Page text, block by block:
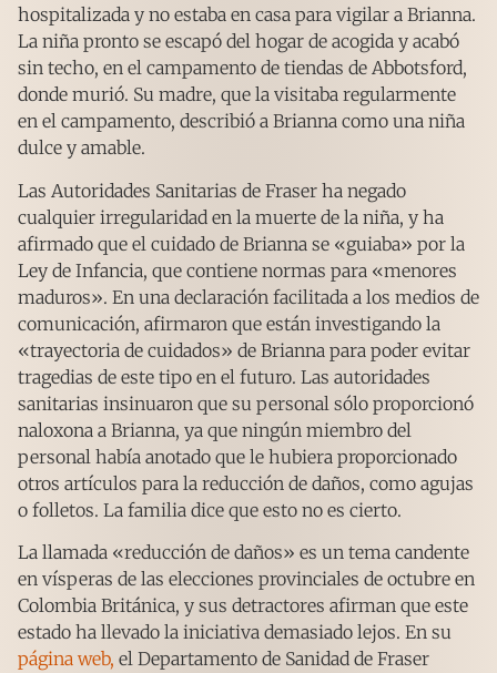
hospitalizada y no estaba en casa para vigilar a Brianna.
La niña pronto se escapó del hogar de acogida y acabó
sin techo, en el campamento de tiendas de Abbotsford,
donde murió. Su madre, que la visitaba regularmente
en el campamento, describió a Brianna como una niña
dulce y amable.
Las Autoridades Sanitarias de Fraser ha negado
cualquier irregularidad en la muerte de la niña, y ha
afirmado que el cuidado de Brianna se «guiaba» por la
Ley de Infancia, que contiene normas para «menores
maduros». En una declaración facilitada a los medios de
comunicación, afirmaron que están investigando la
«trayectoria de cuidados» de Brianna para poder evitar
tragedias de este tipo en el futuro. Las autoridades
sanitarias insinuaron que su personal sólo proporcionó
naloxona a Brianna, ya que ningún miembro del
personal había anotado que le hubiera proporcionado
otros artículos para la reducción de daños, como agujas
o folletos. La familia dice que esto no es cierto.
La llamada «reducción de daños» es un tema candente
en vísperas de las elecciones provinciales de octubre en
Colombia Británica, y sus detractores afirman que este
estado ha llevado la iniciativa demasiado lejos. En su
página web, el Departamento de Sanidad de Fraser